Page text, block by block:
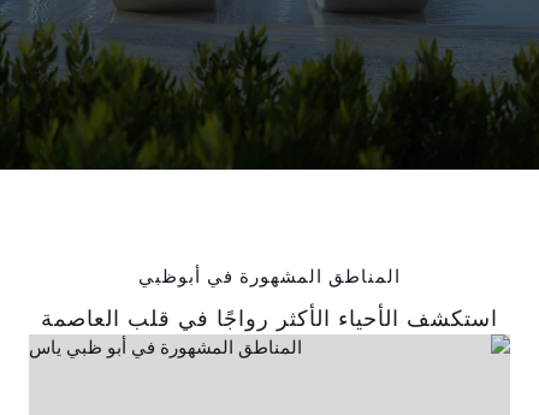
المناطق المشهورة في أبوظبي
استكشف الأحياء الأكثر رواجًا في قلب العاصمة